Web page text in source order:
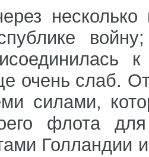
очень слаб.
силами,
флота
Голландии